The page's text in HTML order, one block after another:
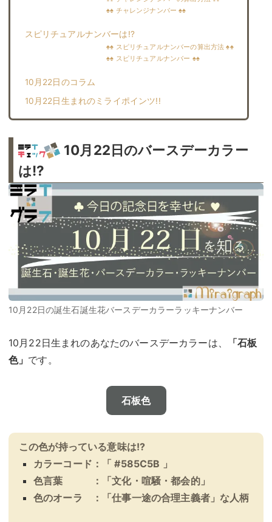
♠♠ チャレンジナンバー ♠♠
スピリチュアルナンバーは!?
♠♠ スピリチュアルナンバーの算出方法 ♠♠
♠♠ スピリチュアルナンバー ♠♠
10月22日のコラム
10月22日生まれのミライポインツ!!︎
10月22日のバースデーカラー
は!?
10月22日の誕生石誕生花バースデーカラーラッキーナンバー
10月22日生まれのあなたのバースデーカラーは、
「石板
色」 です。
石板色
この色が持っている意味は!?
カラーコード：「 #585C5B 」
色言葉 ：「文化・喧騒・都会的」
色のオーラ ：「仕事一途の合理主義者」な人柄